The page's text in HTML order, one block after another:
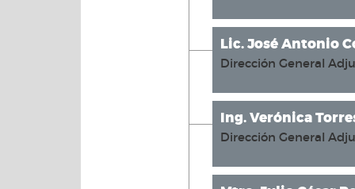
Lic. José Antonio
Dirección General
Ing. Verónica
Dirección General